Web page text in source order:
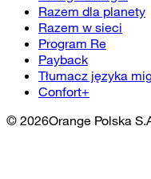
Razem dla planety
Razem w sieci
Program Re
Payback
Tłumacz języka
Confort+
© 2026Orange Polska